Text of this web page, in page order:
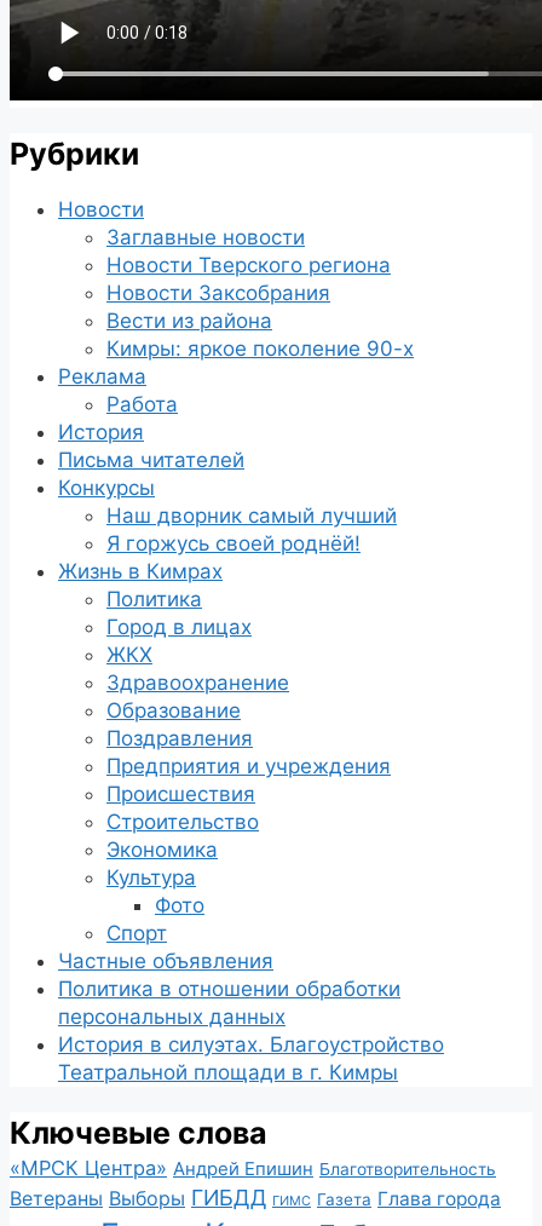
Рубрики
Новости
Заглавные новости
Новости Тверского региона
Новости Заксобрания
Вести из района
Кимры: яркое поколение 90-х
Реклама
Работа
История
Письма читателей
Конкурсы
Наш дворник самый лучший
Я горжусь своей роднёй!
Жизнь в Кимрах
Политика
Город в лицах
ЖКХ
Здравоохранение
Образование
Поздравления
Предприятия и учреждения
Происшествия
Строительство
Экономика
Культура
Фото
Спорт
Частные объявления
Политика в отношении обработки
персональных данных
История в силуэтах. Благоустройство
Театральной площади в г. Кимры
Ключевые слова
«МРСК Центра» Андрей Епишин Благотворительность
Ветераны Выборы ГИБДД ГИМС Газета Глава города